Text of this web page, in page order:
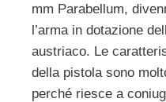
mm Parabellum,
l’arma in dotazione
austriaco. Le
della pistola sono
perché riesce a